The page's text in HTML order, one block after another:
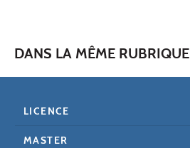
DANS LA MÊME RUBRIQUE
LICENCE
MASTER